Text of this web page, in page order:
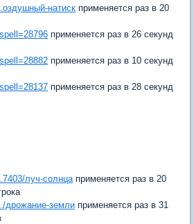
натиск применяется раз в 20
применяется раз в 26 секунд
применяется раз в 10 секунд
применяется раз в 28 секунд
луч-солнцаприменяется раз в 20
дрожание-земли применяется раз в 31